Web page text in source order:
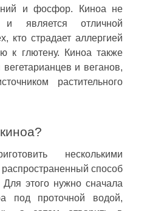
и фосфор. Киноа не
является отличной
кто страдает аллергией
к глютену. Киноа также
и веганов,
растительного
несколькими
способ
этого нужно сначала
под проточной водой,